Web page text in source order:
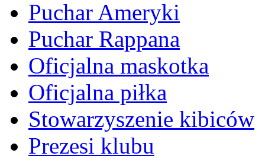
Puchar Ameryki
Puchar Rappana
Oficjalna maskotka
Oficjalna piłka
Stowarzyszenie kibiców
Prezesi klubu